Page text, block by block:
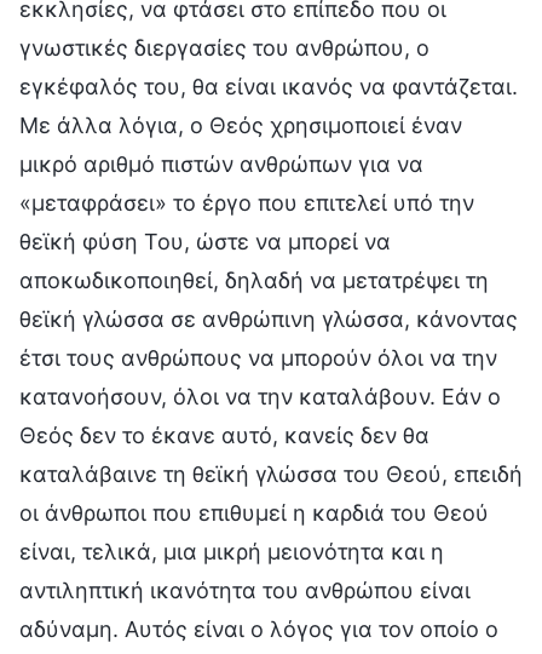
εκκλησίες, να φτάσει στο επίπεδο που οι
γνωστικές διεργασίες του ανθρώπου, ο
εγκέφαλός του, θα είναι ικανός να φαντάζεται.
Με άλλα λόγια, ο Θεός χρησιμοποιεί έναν
μικρό αριθμό πιστών ανθρώπων για να
«μεταφράσει» το έργο που επιτελεί υπό την
θεϊκή φύση Του, ώστε να μπορεί να
αποκωδικοποιηθεί, δηλαδή να μετατρέψει τη
θεϊκή γλώσσα σε ανθρώπινη γλώσσα, κάνοντας
έτσι τους ανθρώπους να μπορούν όλοι να την
κατανοήσουν, όλοι να την καταλάβουν. Εάν ο
Θεός δεν το έκανε αυτό, κανείς δεν θα
καταλάβαινε τη θεϊκή γλώσσα του Θεού, επειδή
οι άνθρωποι που επιθυμεί η καρδιά του Θεού
είναι, τελικά, μια μικρή μειονότητα και η
αντιληπτική ικανότητα του ανθρώπου είναι
αδύναμη. Αυτός είναι ο λόγος για τον οποίο ο